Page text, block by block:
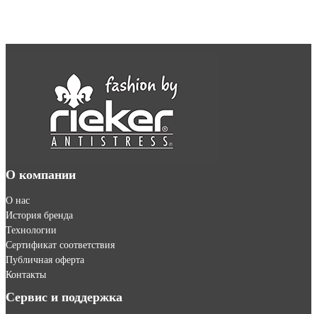
О компании
О нас
История бренда
Технологии
Сертификат соответствия
Публичная оферта
Контакты
Сервис и поддержка